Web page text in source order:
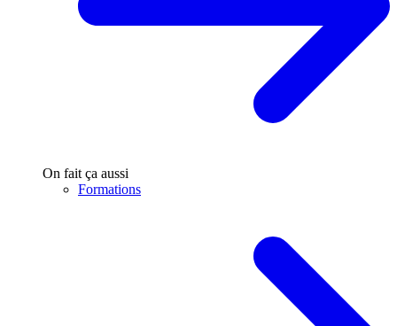
On fait ça aussi
Formations